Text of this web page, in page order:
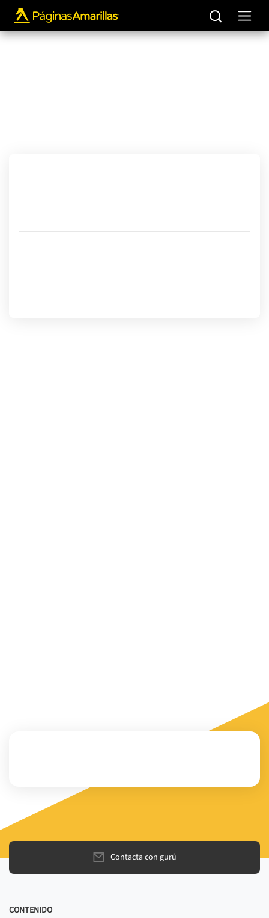
Contacta con gurú
CONTENIDO